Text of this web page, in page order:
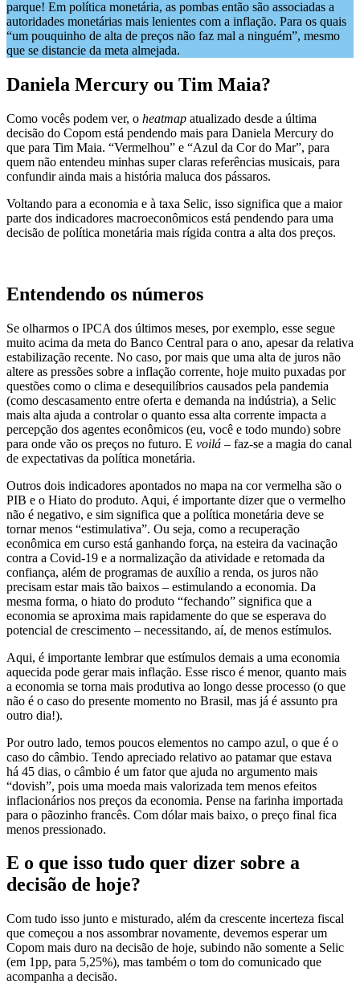
parque! Em política monetária, as pombas então são associadas a
autoridades monetárias mais lenientes com a inflação. Para os quais
“um pouquinho de alta de preços não faz mal a ninguém”, mesmo
que se distancie da meta almejada.
Daniela Mercury ou Tim Maia?
Como vocês podem ver, o heatmap atualizado desde a última
decisão do Copom está pendendo mais para Daniela Mercury do
que para Tim Maia. “Vermelhou” e “Azul da Cor do Mar”, para
quem não entendeu minhas super claras referências musicais, para
confundir ainda mais a história maluca dos pássaros.
Voltando para a economia e à taxa Selic, isso significa que a maior
parte dos indicadores macroeconômicos está pendendo para uma
decisão de política monetária mais rígida contra a alta dos preços.
Entendendo os números
Se olharmos o IPCA dos últimos meses, por exemplo, esse segue
muito acima da meta do Banco Central para o ano, apesar da relativa
estabilização recente. No caso, por mais que uma alta de juros não
altere as pressões sobre a inflação corrente, hoje muito puxadas por
questões como o clima e desequilíbrios causados pela pandemia
(como descasamento entre oferta e demanda na indústria), a Selic
mais alta ajuda a controlar o quanto essa alta corrente impacta a
percepção dos agentes econômicos (eu, você e todo mundo) sobre
para onde vão os preços no futuro. E voilá – faz-se a magia do canal
de expectativas da política monetária.
Outros dois indicadores apontados no mapa na cor vermelha são o
PIB e o Hiato do produto. Aqui, é importante dizer que o vermelho
não é negativo, e sim significa que a política monetária deve se
tornar menos “estimulativa”. Ou seja, como a recuperação
econômica em curso está ganhando força, na esteira da vacinação
contra a Covid-19 e a normalização da atividade e retomada da
confiança, além de programas de auxílio a renda, os juros não
precisam estar mais tão baixos – estimulando a economia. Da
mesma forma, o hiato do produto “fechando” significa que a
economia se aproxima mais rapidamente do que se esperava do
potencial de crescimento – necessitando, aí, de menos estímulos.
Aqui, é importante lembrar que estímulos demais a uma economia
aquecida pode gerar mais inflação. Esse risco é menor, quanto mais
a economia se torna mais produtiva ao longo desse processo (o que
não é o caso do presente momento no Brasil, mas já é assunto pra
outro dia!).
Por outro lado, temos poucos elementos no campo azul, o que é o
caso do câmbio. Tendo apreciado relativo ao patamar que estava
há 45 dias, o câmbio é um fator que ajuda no argumento mais
“dovish”, pois uma moeda mais valorizada tem menos efeitos
inflacionários nos preços da economia. Pense na farinha importada
para o pãozinho francês. Com dólar mais baixo, o preço final fica
menos pressionado.
E o que isso tudo quer dizer sobre a
decisão de hoje?
Com tudo isso junto e misturado, além da crescente incerteza fiscal
que começou a nos assombrar novamente, devemos esperar um
Copom mais duro na decisão de hoje, subindo não somente a Selic
(em 1pp, para 5,25%), mas também o tom do comunicado que
acompanha a decisão.